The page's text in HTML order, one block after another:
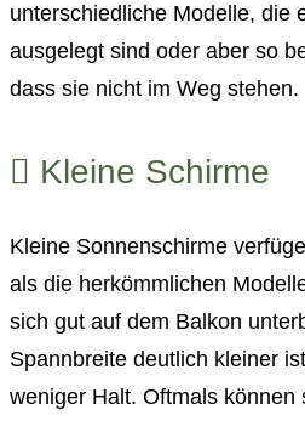
unterschiedliche Modelle, die
ausgelegt sind oder aber so
dass sie nicht im Weg stehen.
Kleine Schirme
Kleine Sonnenschirme
als die herkömmlichen
sich gut auf dem Balkon
Spannbreite deutlich kleiner
weniger Halt. Oftmals können